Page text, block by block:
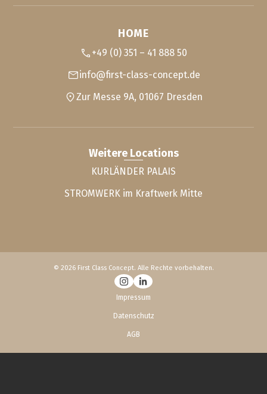
HOME
+49 (0) 351 – 41 888 50
info@first-class-concept.de
Zur Messe 9A, 01067 Dresden
Weitere Locations
KURLÄNDER PALAIS
STROMWERK im Kraftwerk Mitte
© 2026 First Class Concept. Alle Rechte vorbehalten.
Impressum
Datenschutz
AGB